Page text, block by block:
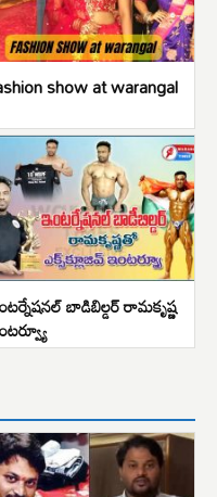
show at warangal
బాడిబిల్డర్ రామకృష్ణ